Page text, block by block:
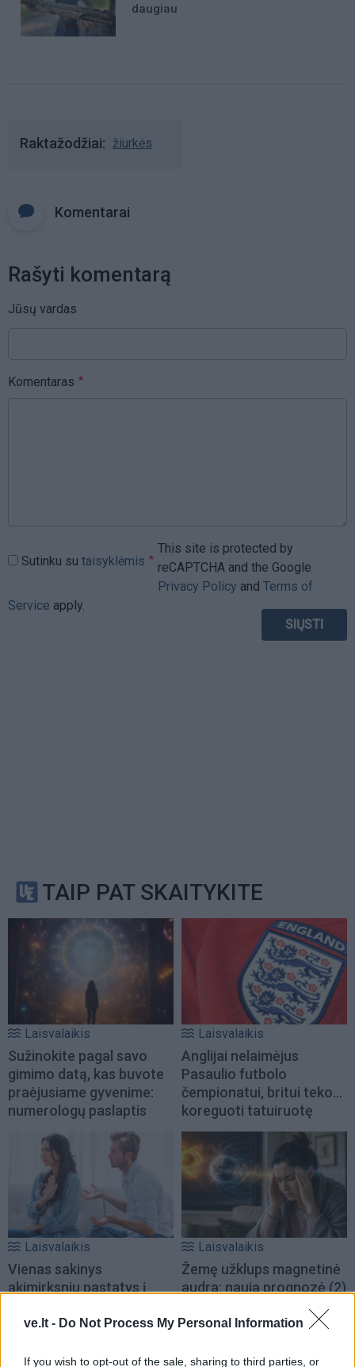
ve.lt - Do Not Process My Personal Information
If you wish to opt-out of the sale, sharing to third parties, or
daugiau
Raktažodžiai žiurkės
Komentarai
Rašyti komentarą
Jūsų vardas
Komentaras
Sutinku su taisyklėmis
This site is protected by
reCAPTCHA and the Google
Privacy Policy and Terms of
Service apply.
TAIP PAT SKAITYKITE
Laisvalaikis
Sužinokite pagal savo
gimimo datą, kas buvote
praėjusiame gyvenime:
numerologų paslaptis
Laisvalaikis
Anglijai nelaimėjus
Pasaulio futbolo
čempionatui, britui teko...
koreguoti tatuiruotę
Laisvalaikis
Vienas sakinys
akimirksniu pastatys į
psichologė atskleidė
Laisvalaikis
Žemę užklups magnetinė
audra: nauja prognozė(2)